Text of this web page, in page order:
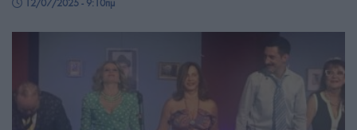
12/07/2025 - 9:10πμ